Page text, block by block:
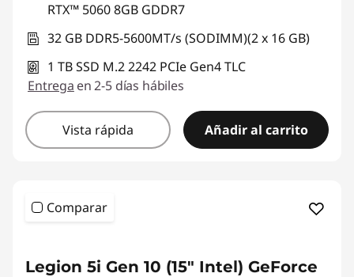
RTX™ 5060 8GB GDDR7
32 GB DDR5-5600MT/s (SODIMM)(2 x 16 GB)
1 TB SSD M.2 2242 PCIe Gen4 TLC
Entrega en 2-5 días hábiles
Vista rápida Añadir al carrito
Comparar
Legion 5i Gen 10 (15" Intel) GeForce